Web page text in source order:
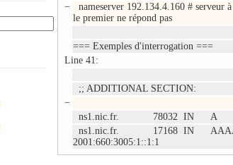
−
nameserver 192.134.4.160 # serveur
le premier ne répond pas
=== Exemples d'interrogation ===
Line 41:
;; ADDITIONAL SECTION:
−
ns1.nic.fr. 78032 IN A
ns1.nic.fr. 17168 IN
2001:660:3005:1::1:1